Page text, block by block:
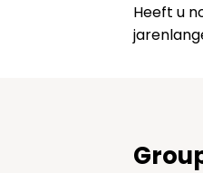
Heeft u